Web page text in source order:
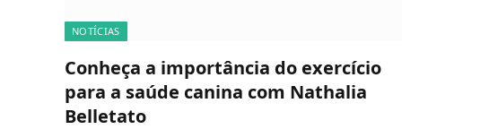
NOTÍCIAS
Conheça a importância do exercício
para a saúde canina com Nathalia
Belletato